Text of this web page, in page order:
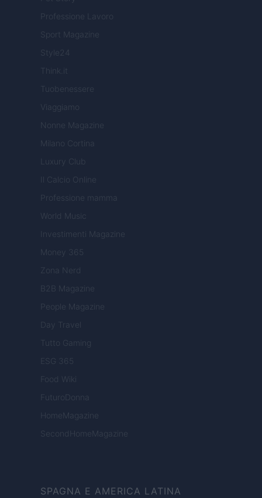
Professione Lavoro
Sport Magazine
Style24
Think.it
Tuobenessere
Viaggiamo
Nonne Magazine
Milano Cortina
Luxury Club
Il Calcio Online
Professione mamma
World Music
Investimenti Magazine
Money 365
Zona Nerd
B2B Magazine
People Magazine
Day Travel
Tutto Gaming
ESG 365
Food Wiki
FuturoDonna
HomeMagazine
SecondHomeMagazine
SPAGNA E AMERICA LATINA